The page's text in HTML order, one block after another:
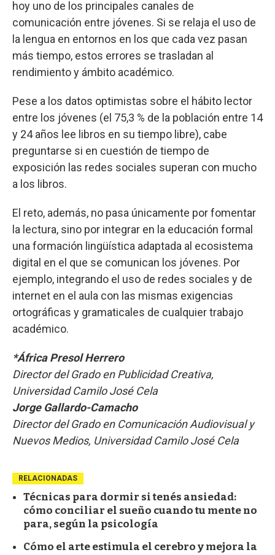
hoy uno de los principales canales de
comunicación entre jóvenes. Si se relaja el uso de
la lengua en entornos en los que cada vez pasan
más tiempo, estos errores se trasladan al
rendimiento y ámbito académico.
Pese a los datos optimistas sobre el hábito lector
entre los jóvenes (el 75,3 % de la población entre 14
y 24 años lee libros en su tiempo libre), cabe
preguntarse si en cuestión de tiempo de
exposición las redes sociales superan con mucho
a los libros.
El reto, además, no pasa únicamente por fomentar
la lectura, sino por integrar en la educación formal
una formación lingüística adaptada al ecosistema
digital en el que se comunican los jóvenes. Por
ejemplo, integrando el uso de redes sociales y de
internet en el aula con las mismas exigencias
ortográficas y gramaticales de cualquier trabajo
académico.
*África Presol Herrero
Director del Grado en Publicidad Creativa,
Universidad Camilo José Cela
Jorge Gallardo-Camacho
Director del Grado en Comunicación Audiovisual y
Nuevos Medios, Universidad Camilo José Cela
RELACIONADAS
Técnicas para dormir si tenés ansiedad:
cómo conciliar el sueño cuando tu mente no
para, según la psicología
Cómo el arte estimula el cerebro y mejora la